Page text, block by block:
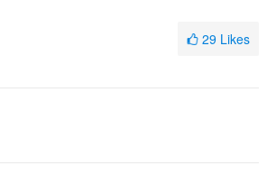
29 Likes